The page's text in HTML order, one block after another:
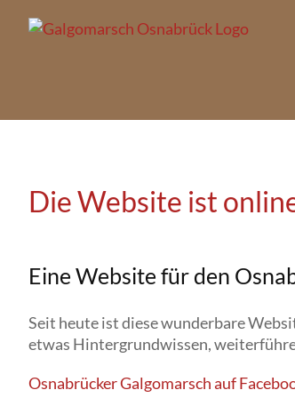
Inhalt
Die Website ist
Eine Website für den
Seit heute ist diese wunderbare
etwas Hintergrundwissen,
Osnabrücker Galgomarsch auf